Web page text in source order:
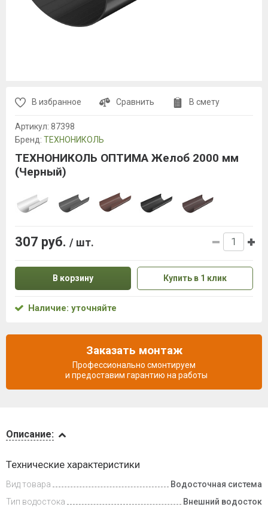
и оплата
Описание:
Технические характеристики
Вид товара
Водосточная система
Тип водостока
Внешний водосток
В избранное Сравнить В смету
Артикул: 87398
Бренд: ТЕХНОНИКОЛЬ
ТЕХНОНИКОЛЬ ОПТИМА Желоб 2000 мм
(Черный)
307 руб. / шт.
В корзину Купить в 1 клик
Наличие: уточняйте
Заказать монтаж
Профессионально смонтируем
и предоставим гарантию на работы